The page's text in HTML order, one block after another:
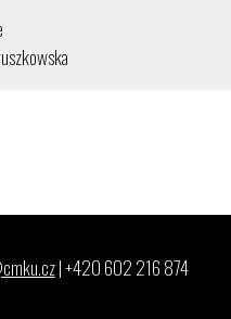
| +420 602 216 874